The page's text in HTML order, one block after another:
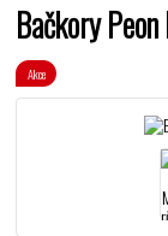
Bačkory
Akce